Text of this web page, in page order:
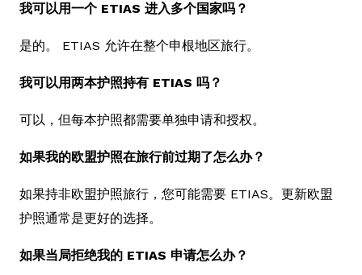
我可以用一个 ETIAS 进入多个国家吗？
是的。 ETIAS 允许在整个申根地区旅行。
我可以用两本护照持有 ETIAS 吗？
可以，但每本护照都需要单独申请和授权。
如果我的欧盟护照在旅行前过期了怎么办？
如果持非欧盟护照旅行，您可能需要 ETIAS。更新欧盟
护照通常是更好的选择。
如果当局拒绝我的 ETIAS 申请怎么办？